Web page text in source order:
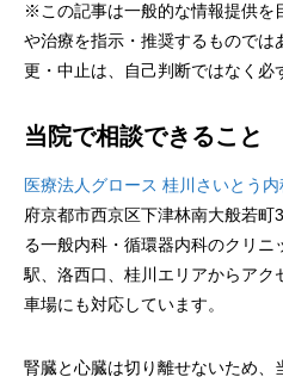
※この記事は一般的な情報提供を
や治療を指示・推奨するものでは
更・中止は、自己判断ではなく必
当院で相談できること
医療法人グロース 桂川さいとう
府京都市西京区下津林南大般若
る一般内科・循環器内科のクリニ
駅、洛西口、桂川エリアからアク
車場にも対応しています。
腎臓と心臓は切り離せないため